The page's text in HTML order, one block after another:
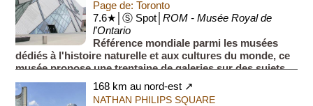
Page de: Toronto
7.6★│Ⓢ Spot│ROM - Musée Royal de
l'Ontario
Référence mondiale parmi les musées
dédiés à l'histoire naturelle et aux cultures du monde, ce
musée propose une trentaine de galeries sur des sujets
tels que les premiers hommes, les dinosaures, l...
168 km au nord-est ↗
NATHAN PHILIPS SQUARE